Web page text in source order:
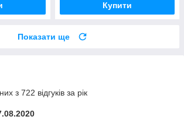
Купити
Показати ще
з 722 відгуків за рік